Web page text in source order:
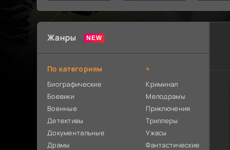
Жанры
По категориям
Биографические
Боевики
Военные
Детективы
Документальные
Драмы
+
Криминал
Мелодрамы
Приключения
Триллеры
Ужасы
Фантастические